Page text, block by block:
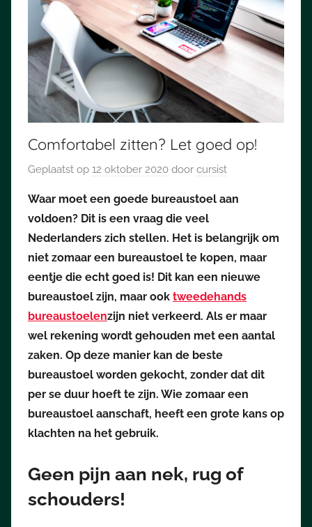
Comfortabel zitten? Let goed op!
Geplaatst op 12 oktober 2020 door cursist
Waar moet een goede bureaustoel aan
voldoen? Dit is een vraag die veel
Nederlanders zich stellen. Het is belangrijk om
niet zomaar een bureaustoel te kopen, maar
eentje die echt goed is! Dit kan een nieuwe
bureaustoel zijn, maar ook tweedehands
bureaustoelenzijn niet verkeerd. Als er maar
wel rekening wordt gehouden met een aantal
zaken. Op deze manier kan de beste
bureaustoel worden gekocht, zonder dat dit
per se duur hoeft te zijn. Wie zomaar een
bureaustoel aanschaft, heeft een grote kans op
klachten na het gebruik.
Geen pijn aan nek, rug of
schouders!